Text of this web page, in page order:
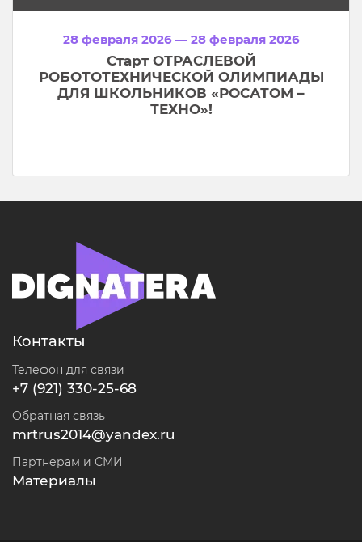
28 февраля 2026 — 28 февраля 2026
Старт ОТРАСЛЕВОЙ
РОБОТОТЕХНИЧЕСКОЙ ОЛИМПИАДЫ
ДЛЯ ШКОЛЬНИКОВ «РОСАТОМ –
ТЕХНО»!
Контакты
Телефон для связи
+7 (921) 330-25-68
Обратная связь
mrtrus2014@yandex.ru
Партнерам и СМИ
Материалы